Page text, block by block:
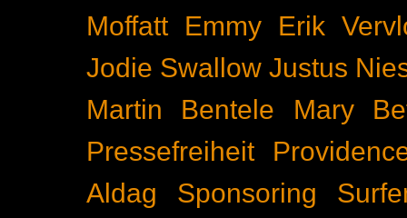
Moffatt
Emmy
Erik
Jodie Swallow Justus
Martin Bentele
Mary
Pressefreiheit
Aldag
Sponsoring